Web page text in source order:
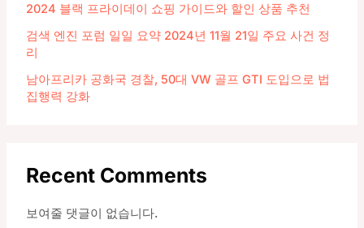
2024 블랙 프라이데이 쇼핑 가이드와 할인 상품 추천
검색 엔진 포럼 일일 요약 2024년 11월 21일 주요 사건 정
리
남아프리카 공화국 경찰, 50대 VW 골프 GTI 도입으로 법
집행력 강화
Recent Comments
보여줄 댓글이 없습니다.